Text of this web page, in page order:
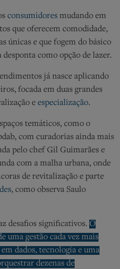
consumidores mudando em
que oferecem comodidade,
únicas e que fogem do básico
desponta como opção de lazer.
já nasce aplicando
focada em duas grandes
e especialização.
temáticos, como o
, com curadorias ainda mais
pelo chef Gil Guimarães e
com a malha urbana, onde
de revitalização e parte
, como observa Saulo
desafios significativos. O
uma gestão cada vez mais
dados, tecnologia e uma
dezenas de